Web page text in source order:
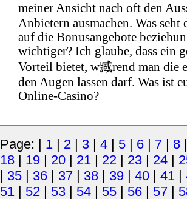
meiner Ansicht nach oft den
Anbietern ausmachen. Was
auf die Bonusangebote
wichtiger? Ich glaube, dass ein
Vorteil bietet, w臧rend man die
den Augen lassen darf. Was ist
Online-Casino?
Page: | 1 | 2 | 3 | 4 | 5 | 6 | 7 | 8
18 | 19 | 20 | 21 | 22 | 23 | 24 |
| 35 | 36 | 37 | 38 | 39 | 40 | 41 |
51 | 52 | 53 | 54 | 55 | 56 | 57 |